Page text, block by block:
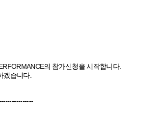
의 참가신청을 시작합니다.
겠습니다.